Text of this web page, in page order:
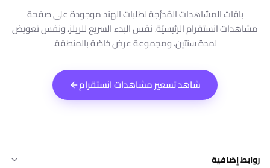
باقات المشاهدات المُدرَّجة لطلبات الهند موجودة على صفحة
مشاهدات انستقرام الرئيسيّة. نفس البدء السريع للريلز، ونفس تعويض
لمدة سنتين، ومجموعة عرض خاصّة بالمنطقة.
شاهد تسعير مشاهدات انستقرام
روابط إضافية